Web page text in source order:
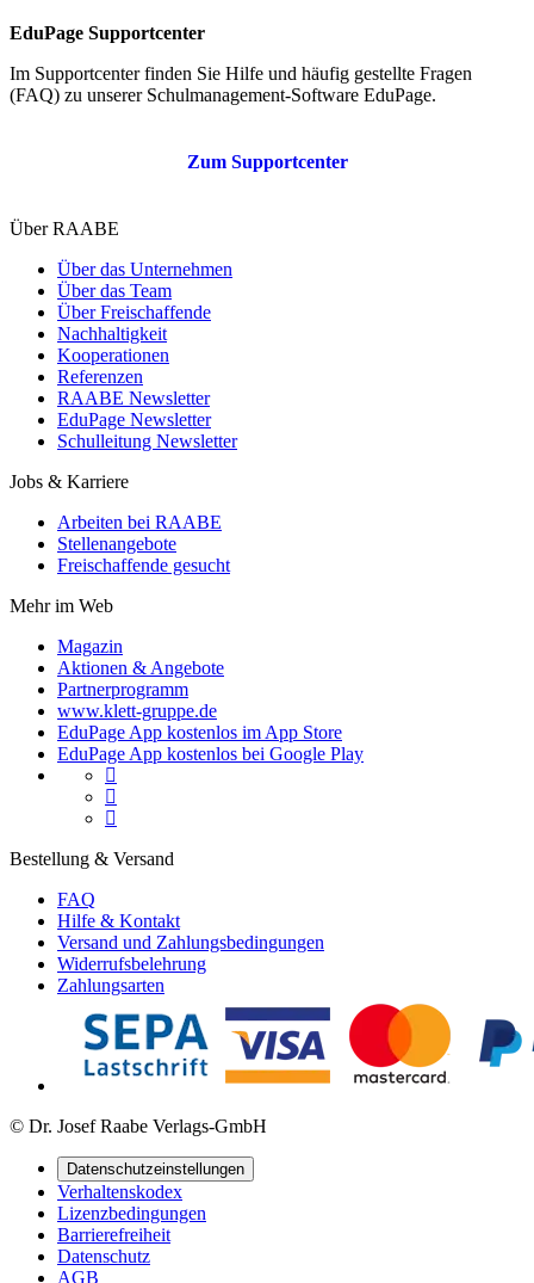
EduPage Supportcenter
Im Supportcenter finden Sie Hilfe und häufig gestellte Fragen
(FAQ) zu unserer Schulmanagement-Software EduPage.
Zum Supportcenter
Über RAABE
Über das Unternehmen
Über das Team
Über Freischaffende
Nachhaltigkeit
Kooperationen
Referenzen
RAABE Newsletter
EduPage Newsletter
Schulleitung Newsletter
Jobs & Karriere
Arbeiten bei RAABE
Stellenangebote
Freischaffende gesucht
Mehr im Web
Magazin
Aktionen & Angebote
Partnerprogramm
www.klett-gruppe.de
EduPage App kostenlos im App Store
EduPage App kostenlos bei Google Play



Bestellung & Versand
FAQ
Hilfe & Kontakt
Versand und Zahlungsbedingungen
Widerrufsbelehrung
Zahlungsarten
© Dr. Josef Raabe Verlags-GmbH
Datenschutzeinstellungen
Verhaltenskodex
Lizenzbedingungen
Barrierefreiheit
Datenschutz
AGB